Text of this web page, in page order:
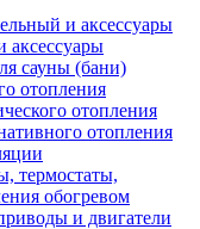
и аксессуары
сауны (бани)
отопления
отопления
отопления
термостаты,
обогревом
и двигатели